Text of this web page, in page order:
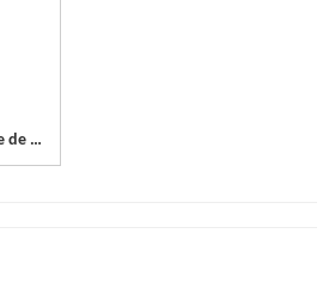
Réfrigérateur d'affichage de porte en verre d'acier inoxydable de 1 porte